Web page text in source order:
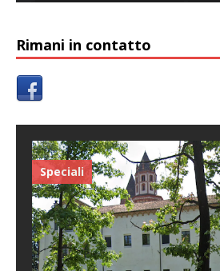
Rimani in contatto
Speciali